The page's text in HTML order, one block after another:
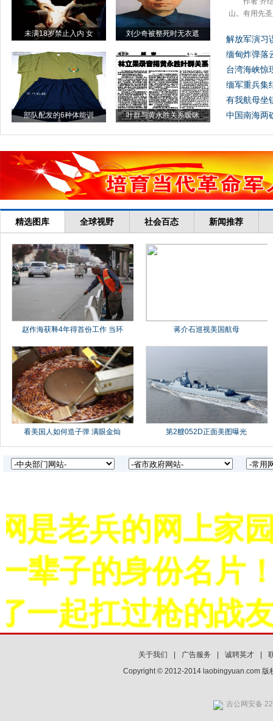
老兵的网上家园
辈子的身份名片！
起扛过枪的战友
关于我们 广告服务 诚聘英才
Copyright © 2012-2014 laobingyuan.com 版
吉公网安备